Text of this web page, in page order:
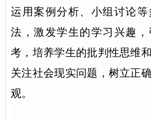
运 用案例分析、小组讨论
法，激发学生的学习兴趣，
考 ， 培养学生的批判性思维
关注社会现实问题，树立正
观。